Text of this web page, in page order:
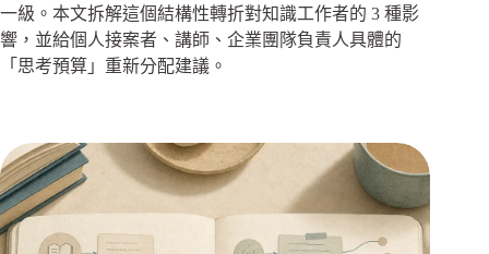
一級。本文拆解這個結構性轉折對知識工作者的 3 種影
響，並給個人接案者、講師、企業團隊負責人具體的
「思考預算」重新分配建議。